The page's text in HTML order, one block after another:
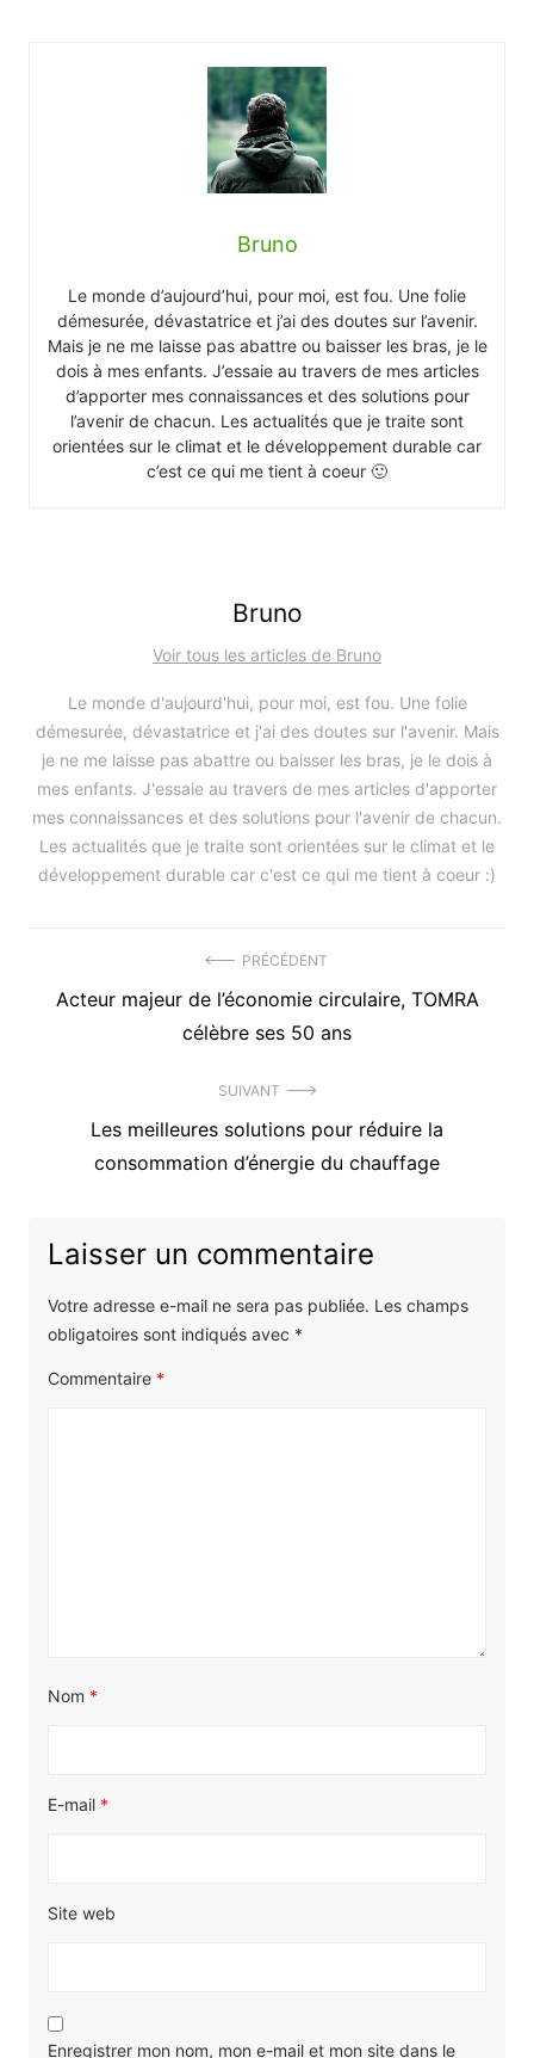
Bruno
Le monde d’aujourd’hui, pour moi, est fou. Une folie
démesurée, dévastatrice et j’ai des doutes sur l’avenir.
Mais je ne me laisse pas abattre ou baisser les bras, je le
dois à mes enfants. J’essaie au travers de mes articles
d’apporter mes connaissances et des solutions pour
l’avenir de chacun. Les actualités que je traite sont
orientées sur le climat et le développement durable car
c’est ce qui me tient à coeur 🙂
Bruno
Voir tous les articles de Bruno
Le monde d'aujourd'hui, pour moi, est fou. Une folie
démesurée, dévastatrice et j'ai des doutes sur l'avenir. Mais
je ne me laisse pas abattre ou baisser les bras, je le dois à
mes enfants. J'essaie au travers de mes articles d'apporter
mes connaissances et des solutions pour l'avenir de chacun.
Les actualités que je traite sont orientées sur le climat et le
développement durable car c'est ce qui me tient à coeur :)
de
PRÉCÉDENT
Précédent
Acteur majeur de l’économie circulaire, TOMRA
célèbre ses 50 ans
SUIVANT
Article
suivant
Les meilleures solutions pour réduire la
consommation d’énergie du chauffage
Laisser un commentaire
Votre adresse e-mail ne sera pas publiée. Les champs
obligatoires sont indiqués avec *
Commentaire *
Nom *
E-mail *
Site web
Enregistrer mon nom, mon e-mail et mon site dans le